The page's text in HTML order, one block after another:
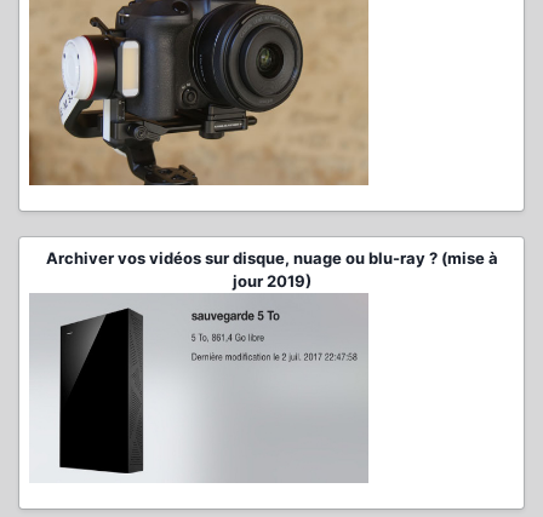
Archiver vos vidéos sur disque, nuage ou blu-ray ? (mise à
jour 2019)